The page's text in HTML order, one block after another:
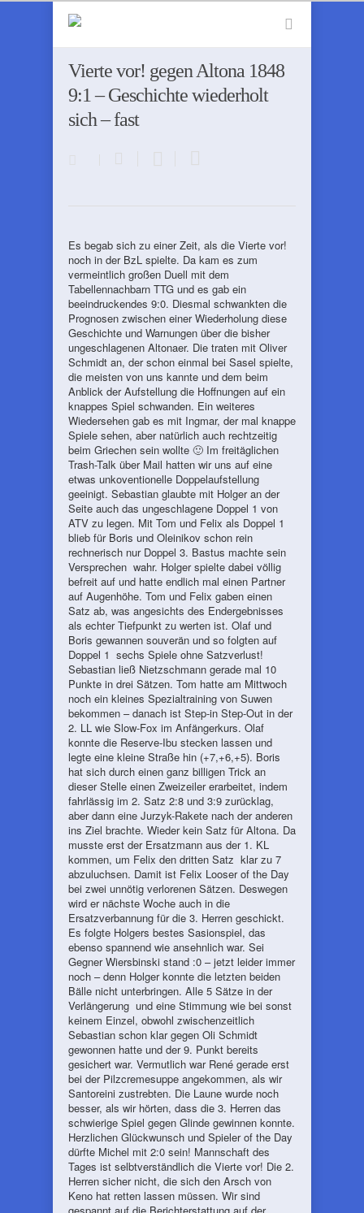
Vierte vor! gegen Altona 1848
9:1 – Geschichte wiederholt
sich – fast
Es begab sich zu einer Zeit, als die Vierte vor!
noch in der BzL spielte. Da kam es zum
vermeintlich großen Duell mit dem
Tabellennachbarn TTG und es gab ein
beeindruckendes 9:0. Diesmal schwankten die
Prognosen zwischen einer Wiederholung diese
Geschichte und Warnungen über die bisher
ungeschlagenen Altonaer. Die traten mit Oliver
Schmidt an, der schon einmal bei Sasel spielte,
die meisten von uns kannte und dem beim
Anblick der Aufstellung die Hoffnungen auf ein
knappes Spiel schwanden. Ein weiteres
Wiedersehen gab es mit Ingmar, der mal knappe
Spiele sehen, aber natürlich auch rechtzeitig
beim Griechen sein wollte 🙂 Im freitäglichen
Trash-Talk über Mail hatten wir uns auf eine
etwas unkoventionelle Doppelaufstellung
geeinigt. Sebastian glaubte mit Holger an der
Seite auch das ungeschlagene Doppel 1 von
ATV zu legen. Mit Tom und Felix als Doppel 1
blieb für Boris und Oleinikov schon rein
rechnerisch nur Doppel 3. Bastus machte sein
Versprechen wahr. Holger spielte dabei völlig
befreit auf und hatte endlich mal einen Partner
auf Augenhöhe. Tom und Felix gaben einen
Satz ab, was angesichts des Endergebnisses
als echter Tiefpunkt zu werten ist. Olaf und
Boris gewannen souverän und so folgten auf
Doppel 1 sechs Spiele ohne Satzverlust!
Sebastian ließ Nietzschmann gerade mal 10
Punkte in drei Sätzen. Tom hatte am Mittwoch
noch ein kleines Spezialtraining von Suwen
bekommen – danach ist Step-in Step-Out in der
2. LL wie Slow-Fox im Anfängerkurs. Olaf
konnte die Reserve-Ibu stecken lassen und
legte eine kleine Straße hin (+7,+6,+5). Boris
hat sich durch einen ganz billigen Trick an
dieser Stelle einen Zweizeiler erarbeitet, indem
fahrlässig im 2. Satz 2:8 und 3:9 zurücklag,
aber dann eine Jurzyk-Rakete nach der anderen
ins Ziel brachte. Wieder kein Satz für Altona. Da
musste erst der Ersatzmann aus der 1. KL
kommen, um Felix den dritten Satz klar zu 7
abzuluchsen. Damit ist Felix Looser of the Day
bei zwei unnötig verlorenen Sätzen. Deswegen
wird er nächste Woche auch in die
Ersatzverbannung für die 3. Herren geschickt.
Es folgte Holgers bestes Sasionspiel, das
ebenso spannend wie ansehnlich war. Sei
Gegner Wiersbinski stand :0 – jetzt leider immer
noch – denn Holger konnte die letzten beiden
Bälle nicht unterbringen. Alle 5 Sätze in der
Verlängerung und eine Stimmung wie bei sonst
keinem Einzel, obwohl zwischenzeitlich
Sebastian schon klar gegen Oli Schmidt
gewonnen hatte und der 9. Punkt bereits
gesichert war. Vermutlich war René gerade erst
bei der Pilzcremesuppe angekommen, als wir
Santoreini zustrebten. Die Laune wurde noch
besser, als wir hörten, dass die 3. Herren das
schwierige Spiel gegen Glinde gewinnen konnte.
Herzlichen Glückwunsch und Spieler of the Day
dürfte Michel mit 2:0 sein! Mannschaft des
Tages ist selbtverständlich die Vierte vor! Die 2.
Herren sicher nicht, die sich den Arsch von
Keno hat retten lassen müssen. Wir sind